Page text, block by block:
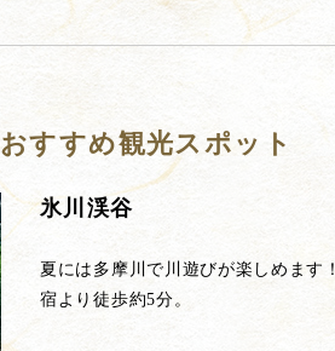
おすすめ観光スポット
氷川渓谷
夏には多摩川で川遊びが楽しめます！
宿より徒歩約5分。